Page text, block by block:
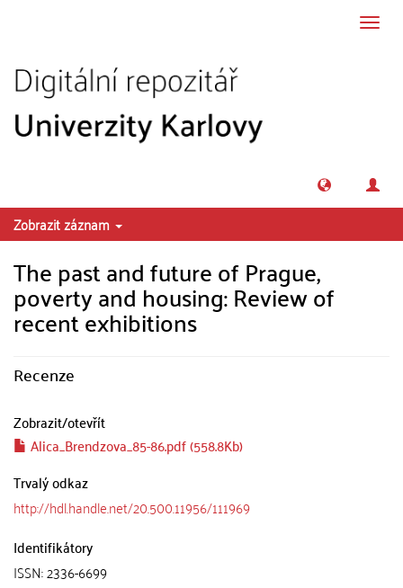
Zobrazit záznam
The past and future of Prague,
poverty and housing: Review of
recent exhibitions
Recenze
Zobrazit/otevřít
Alica_Brendzova_85-86.pdf (558.8Kb)
Trvalý odkaz
http://hdl.handle.net/20.500.11956/111969
Identifikátory
ISSN: 2336-6699